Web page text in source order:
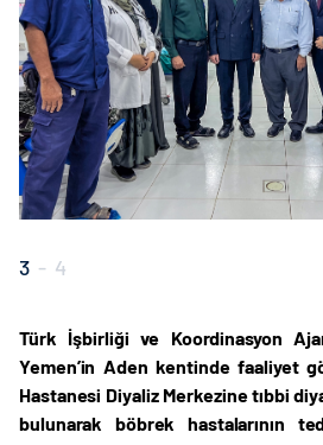
3 - 4
Türk İşbirliği ve Koordinasyon
Yemen’in Aden kentinde faaliyet
Hastanesi Diyaliz Merkezine tıbbi
bulunarak böbrek hastalarının